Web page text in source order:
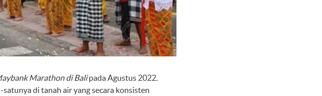
Marathon di Balipada Agustus 2022.
di tanah air yang secara konsisten